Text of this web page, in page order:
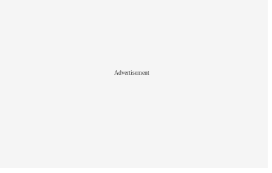
Advertisement